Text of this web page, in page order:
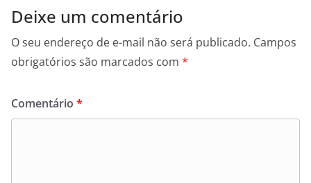
o
k
p
Deixe um comentário
O seu endereço de e-mail não será publicado. Campos
obrigatórios são marcados com *
Comentário *